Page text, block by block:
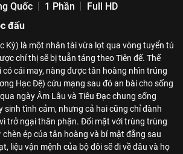
Quốc 1 Phần
Full HD
đấu
Kỳ) là một nhân tài vừa lọt qua vòng tuyển tú
chỉ thị sẽ bị tuẫn táng theo Tiên đế. Thế
cái may, nàng được tân hoàng nhìn trúng
Hạc Đệ) cứu mạng sau đó an bài cho sống
ngày Âm Lâu và Tiêu Đạc chung sống
sinh tình cảm, nhưng cả hai cũng chỉ đành
trở ngại thân phận. Đối mặt với trùng trùng
ép của tân hoàng và bí mật đằng sau
liệu vận mệnh của bộ đôi sẽ đi về đâu và họ